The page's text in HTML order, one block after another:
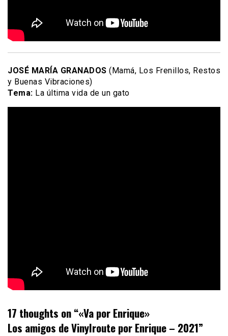
JOSÉ MARÍA GRANADOS (Mamá, Los Frenillos, Restos
y Buenas Vibraciones)
Tema: La última vida de un gato
17 thoughts on “«Va por Enrique»
Los amigos de Vinylroute por Enrique – 2021”